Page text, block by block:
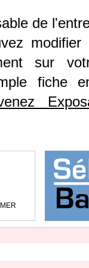
de
sur
fiche